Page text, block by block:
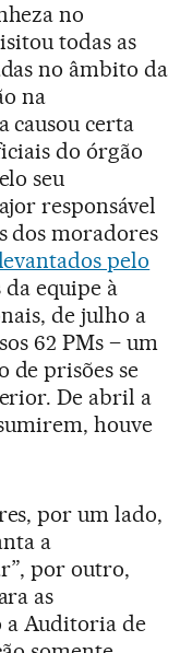
no
todas as
no âmbito da
na
causou certa
do órgão
seu
responsável
dos moradores
pelo
equipe à
de julho a
62 PMs – um
de prisões se
De abril a
houve
por um lado,
a
por outro,
as
a Auditoria de